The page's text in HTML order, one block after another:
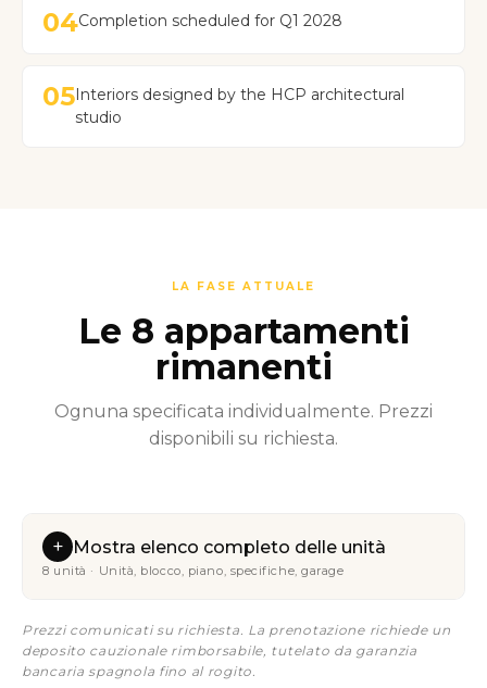
04Completion scheduled for Q1 2028
05Interiors designed by the HCP architectural
studio
LA FASE ATTUALE
Le 8 appartamenti
rimanenti
Ognuna specificata individualmente. Prezzi
disponibili su richiesta.
+ Mostra elenco completo delle unità
8 unità · Unità, blocco, piano, specifiche, garage
Prezzi comunicati su richiesta. La prenotazione richiede un
deposito cauzionale rimborsabile, tutelato da garanzia
bancaria spagnola fino al rogito.